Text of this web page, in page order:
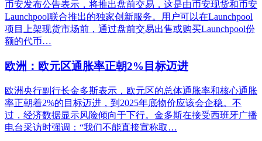
币安发布公告表示，将推出盘前交易，这是由币安现货和币安
Launchpool联合推出的独家创新服务。用户可以在Launchpool
项目上架现货市场前，通过盘前交易出售或购买Launchpool份
额的代币…
欧洲：欧元区通胀率正朝2%目标迈进
欧洲央行副行长金多斯表示，欧元区的总体通胀率和核心通胀
率正朝着2%的目标迈进，到2025年底物价应该会企稳。不
过，经济数据显示风险倾向于下行。金多斯在接受西班牙广播
电台采访时强调：“我们不能直接宣称取…